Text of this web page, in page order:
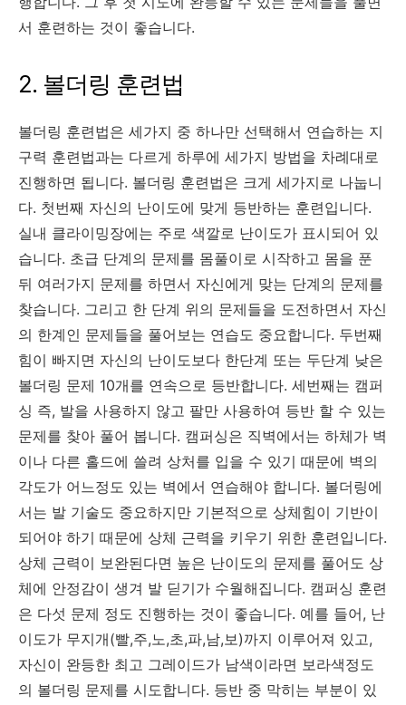
서 훈련하는 것이 좋습니다.
2. 볼더링 훈련법
볼더링 훈련법은 세가지 중 하나만 선택해서 연습하는 지
구력 훈련법과는 다르게 하루에 세가지 방법을 차례대로
진행하면 됩니다. 볼더링 훈련법은 크게 세가지로 나눕니
다. 첫번째 자신의 난이도에 맞게 등반하는 훈련입니다.
실내 클라이밍장에는 주로 색깔로 난이도가 표시되어 있
습니다. 초급 단계의 문제를 몸풀이로 시작하고 몸을 푼
뒤 여러가지 문제를 하면서 자신에게 맞는 단계의 문제를
찾습니다. 그리고 한 단계 위의 문제들을 도전하면서 자신
의 한계인 문제들을 풀어보는 연습도 중요합니다. 두번째
힘이 빠지면 자신의 난이도보다 한단계 또는 두단계 낮은
볼더링 문제 10개를 연속으로 등반합니다. 세번째는 캠퍼
싱 즉, 발을 사용하지 않고 팔만 사용하여 등반 할 수 있는
문제를 찾아 풀어 봅니다. 캠퍼싱은 직벽에서는 하체가 벽
이나 다른 홀드에 쓸려 상처를 입을 수 있기 때문에 벽의
각도가 어느정도 있는 벽에서 연습해야 합니다. 볼더링에
서는 발 기술도 중요하지만 기본적으로 상체힘이 기반이
되어야 하기 때문에 상체 근력을 키우기 위한 훈련입니다.
상체 근력이 보완된다면 높은 난이도의 문제를 풀어도 상
체에 안정감이 생겨 발 딛기가 수월해집니다. 캠퍼싱 훈련
은 다섯 문제 정도 진행하는 것이 좋습니다. 예를 들어, 난
이도가 무지개(빨,주,노,초,파,남,보)까지 이루어져 있고,
자신이 완등한 최고 그레이드가 남색이라면 보라색정도
의 볼더링 문제를 시도합니다. 등반 중 막히는 부분이 있